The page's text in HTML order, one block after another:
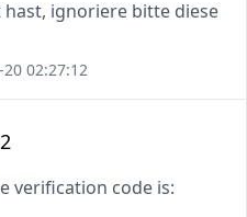
ignoriere bitte diese
20 02:27:12
verification code is: